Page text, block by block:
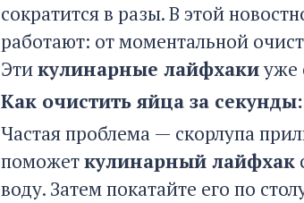
сократится в разы. В этой
работают: от моментальной
Этикулинарные лайфхакиуже
Как очистить яйца за
Частая проблема — скорлупа
поможеткулинарный лайфхак
воду. Затем покатайте его по